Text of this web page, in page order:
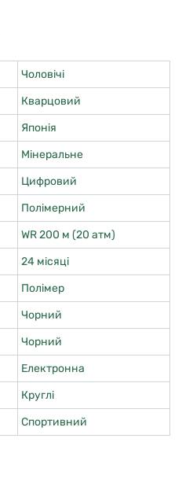
Чоловічі
Кварцовий
Японія
Мінеральне
Цифровий
Полімерний
WR 200 м (20 атм)
24 місяці
Полімер
Чорний
Чорний
Електронна
Круглі
Спортивний